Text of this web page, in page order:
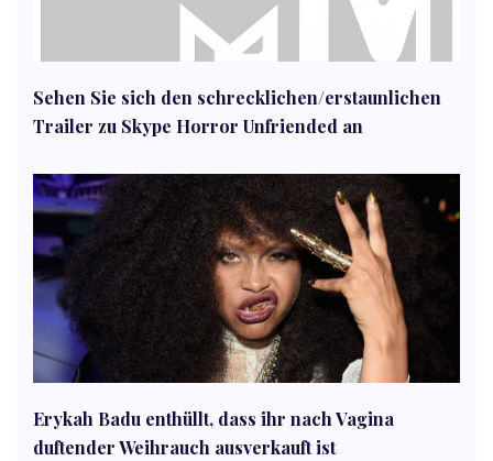
Sehen Sie sich den schrecklichen/erstaunlichen
Trailer zu Skype Horror Unfriended an
Erykah Badu enthüllt, dass ihr nach Vagina
duftender Weihrauch ausverkauft ist